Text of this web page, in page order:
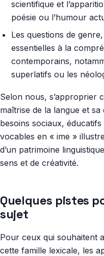
scientifique et
poésie ou l’humour
Les questions de
essentielles à la
contemporains,
superlatifs ou les
Selon nous, s’approprier
maîtrise de la langue et sa
besoins sociaux,
vocables en « ime »
d’un patrimoine
sens et de créativité.
Quelques pistes
sujet
Pour ceux qui souhaitent
cette famille lexicale, les